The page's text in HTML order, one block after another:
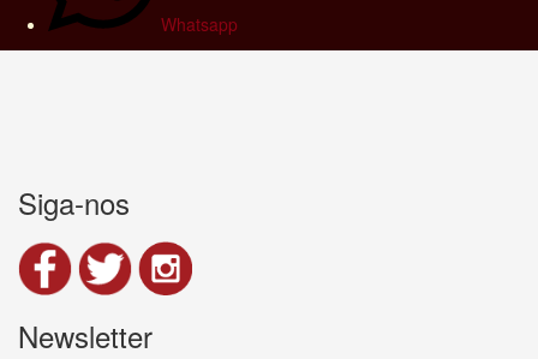
Whatsapp
Siga-nos
Newsletter